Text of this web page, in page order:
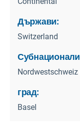
Държави:
Switzerland
Nordwestschweiz
град:
Basel